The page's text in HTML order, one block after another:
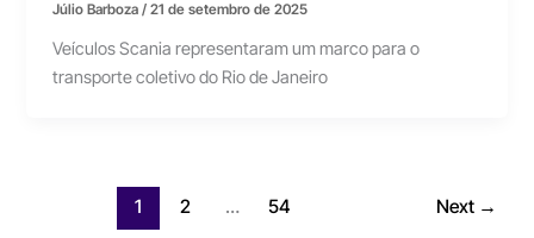
Júlio Barboza/21 de setembro de 2025
Veículos Scania representaram um marco para o
transporte coletivo do Rio de Janeiro
1 2 … 54 Next →